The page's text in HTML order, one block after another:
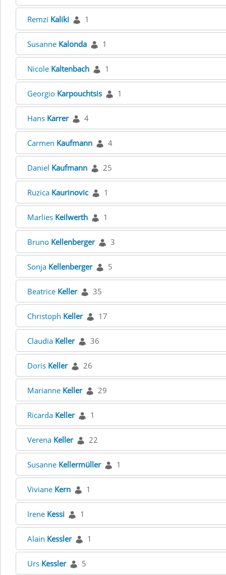
Remzi Kaliki 1
Susanne Kalonda 1
Nicole Kaltenbach 1
Georgio Karpouchtsis 1
Hans Karrer 4
Carmen Kaufmann 4
Daniel Kaufmann 25
Ruzica Kaurinovic 1
Marlies Keilwerth 1
Bruno Kellenberger 3
Sonja Kellenberger 5
Beatrice Keller 35
Christoph Keller 17
Claudia Keller 36
Doris Keller 26
Marianne Keller 29
Ricarda Keller 1
Verena Keller 22
Susanne Kellermüller 1
Viviane Kern 1
Irene Kessi 1
Alain Kessler 1
Urs Kessler 5